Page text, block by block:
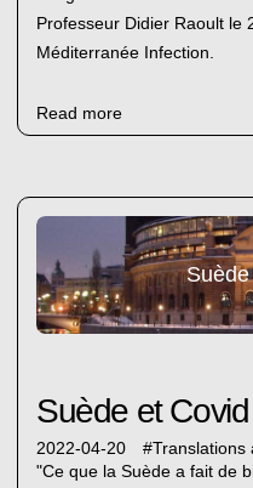
Professeur Didier Raoult le
Méditerranée Infection.
Read more
Suède et
2022-04-20 #Translations
"Ce que la Suède a fait de